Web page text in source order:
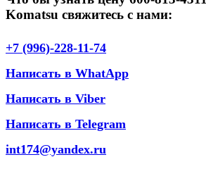
Komatsu свяжитесь с нами:
+7 (996)-228-11-74
Написать в WhatApp
Написать в Viber
Написать в Telegram
int174@yandex.ru